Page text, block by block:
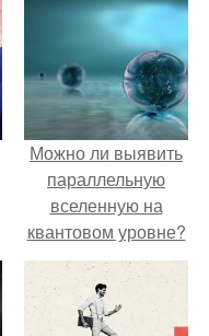
Можно ли выявить
параллельную
вселенную на
квантовом уровне?